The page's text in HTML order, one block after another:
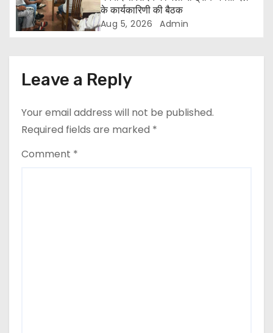
i
n
के कार्यकारिणी की बैठक
Aug 5, 2026 Admin
Leave a Reply
Your email address will not be published.
Required fields are marked *
Comment *